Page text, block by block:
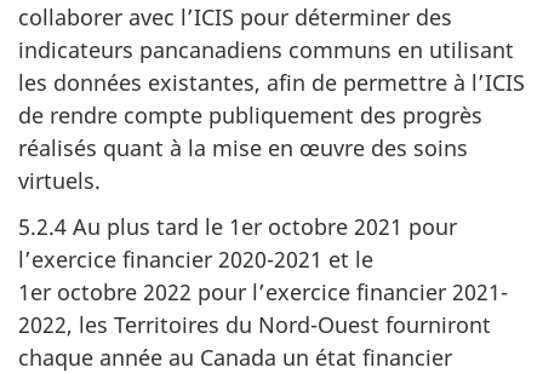
collaborer avec l’ICIS pour déterminer des
indicateurs pancanadiens communs en utilisant
les données existantes, afin de permettre à l’ICIS
de rendre compte publiquement des progrès
réalisés quant à la mise en œuvre des soins
virtuels.
5.2.4 Au plus tard le 1er octobre 2021 pour
l’exercice financier 2020-2021 et le
1er octobre 2022 pour l’exercice financier 2021-
2022, les Territoires du Nord-Ouest fourniront
chaque année au Canada un état financier